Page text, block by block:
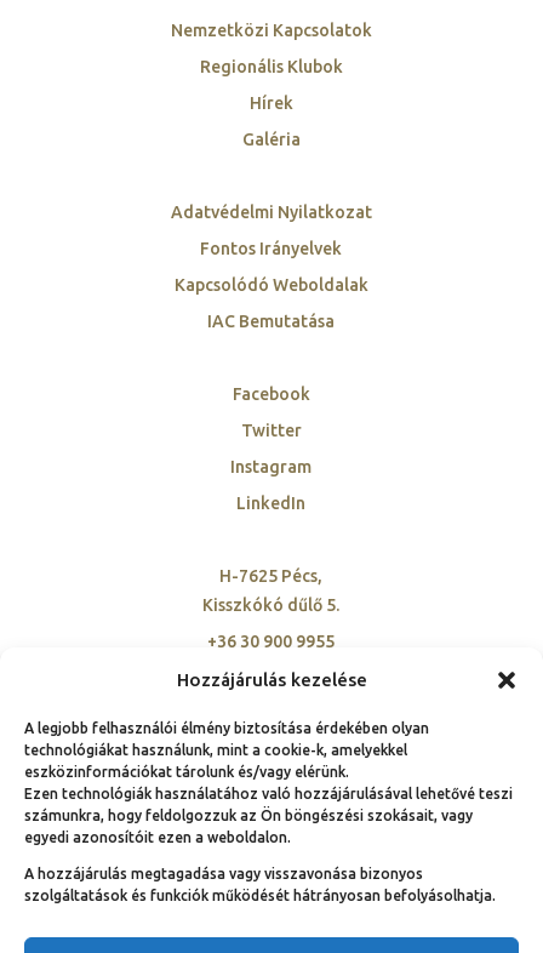
Hozzájárulás kezelése
A legjobb felhasználói élmény biztosítása érdekében olyan
technológiákat használunk, mint a cookie-k, amelyekkel
eszközinformációkat tárolunk és/vagy elérünk.
Ezen technológiák használatához való hozzájárulásával lehetővé teszi
számunkra, hogy feldolgozzuk az Ön böngészési szokásait, vagy
egyedi azonosítóit ezen a weboldalon.
A hozzájárulás megtagadása vagy visszavonása bizonyos
szolgáltatások és funkciók működését hátrányosan befolyásolhatja.
Nemzetközi Kapcsolatok
Regionális Klubok
Hírek
Galéria
Adatvédelmi Nyilatkozat
Fontos Irányelvek
Kapcsolódó Weboldalak
IAC Bemutatása
Facebook
Twitter
Instagram
LinkedIn
H-7625 Pécs,
Kisszkókó dűlő 5.
+36 30 900 9955
szovetseg@ambassadorclub-hu.org
© Copyright 1991 – 2025.
Nemzeti Ambassador Club Magyarország hivatalos
weboldala | Néhány jog fenntartva!